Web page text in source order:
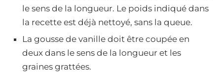
le sens de la longueur. Le poids indiqué dans
la recette est déjà nettoyé, sans la queue.
La gousse de vanille doit être coupée en
deux dans le sens de la longueur et les
graines grattées.